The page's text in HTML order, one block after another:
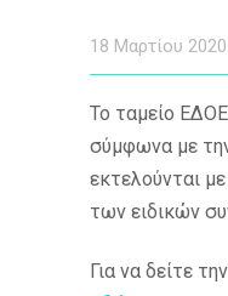
18 Μαρτίου 2020
Το ταμείο
σύμφωνα με
εκτελούνται
των ειδικών
Για να δείτε